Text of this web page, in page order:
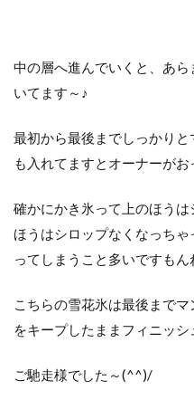
中の層へ進んでいくと、あ
いてます～♪
最初から最後までしっかり
も入れてますとオーナーがお
確かにかき氷って上のほう
ほうはシロップなくなっち
ってしまうこと多いですもん
こちらの雪花氷は最後まで
をキープしたままフィニッシ
ご馳走様でした～(^^)/